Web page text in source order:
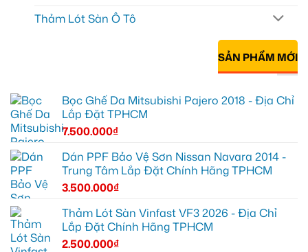
Thảm Lót Sàn Ô Tô
SẢN PHẨM MỚI
Bọc Ghế Da Mitsubishi Pajero 2018 - Địa Chỉ
Lắp Đặt TPHCM
7.500.000₫
Dán PPF Bảo Vệ Sơn Nissan Navara 2014 -
Trung Tâm Lắp Đặt Chính Hãng TPHCM
3.500.000₫
Thảm Lót Sàn Vinfast VF3 2026 - Địa Chỉ
Lắp Đặt Chính Hãng TPHCM
2.500.000₫